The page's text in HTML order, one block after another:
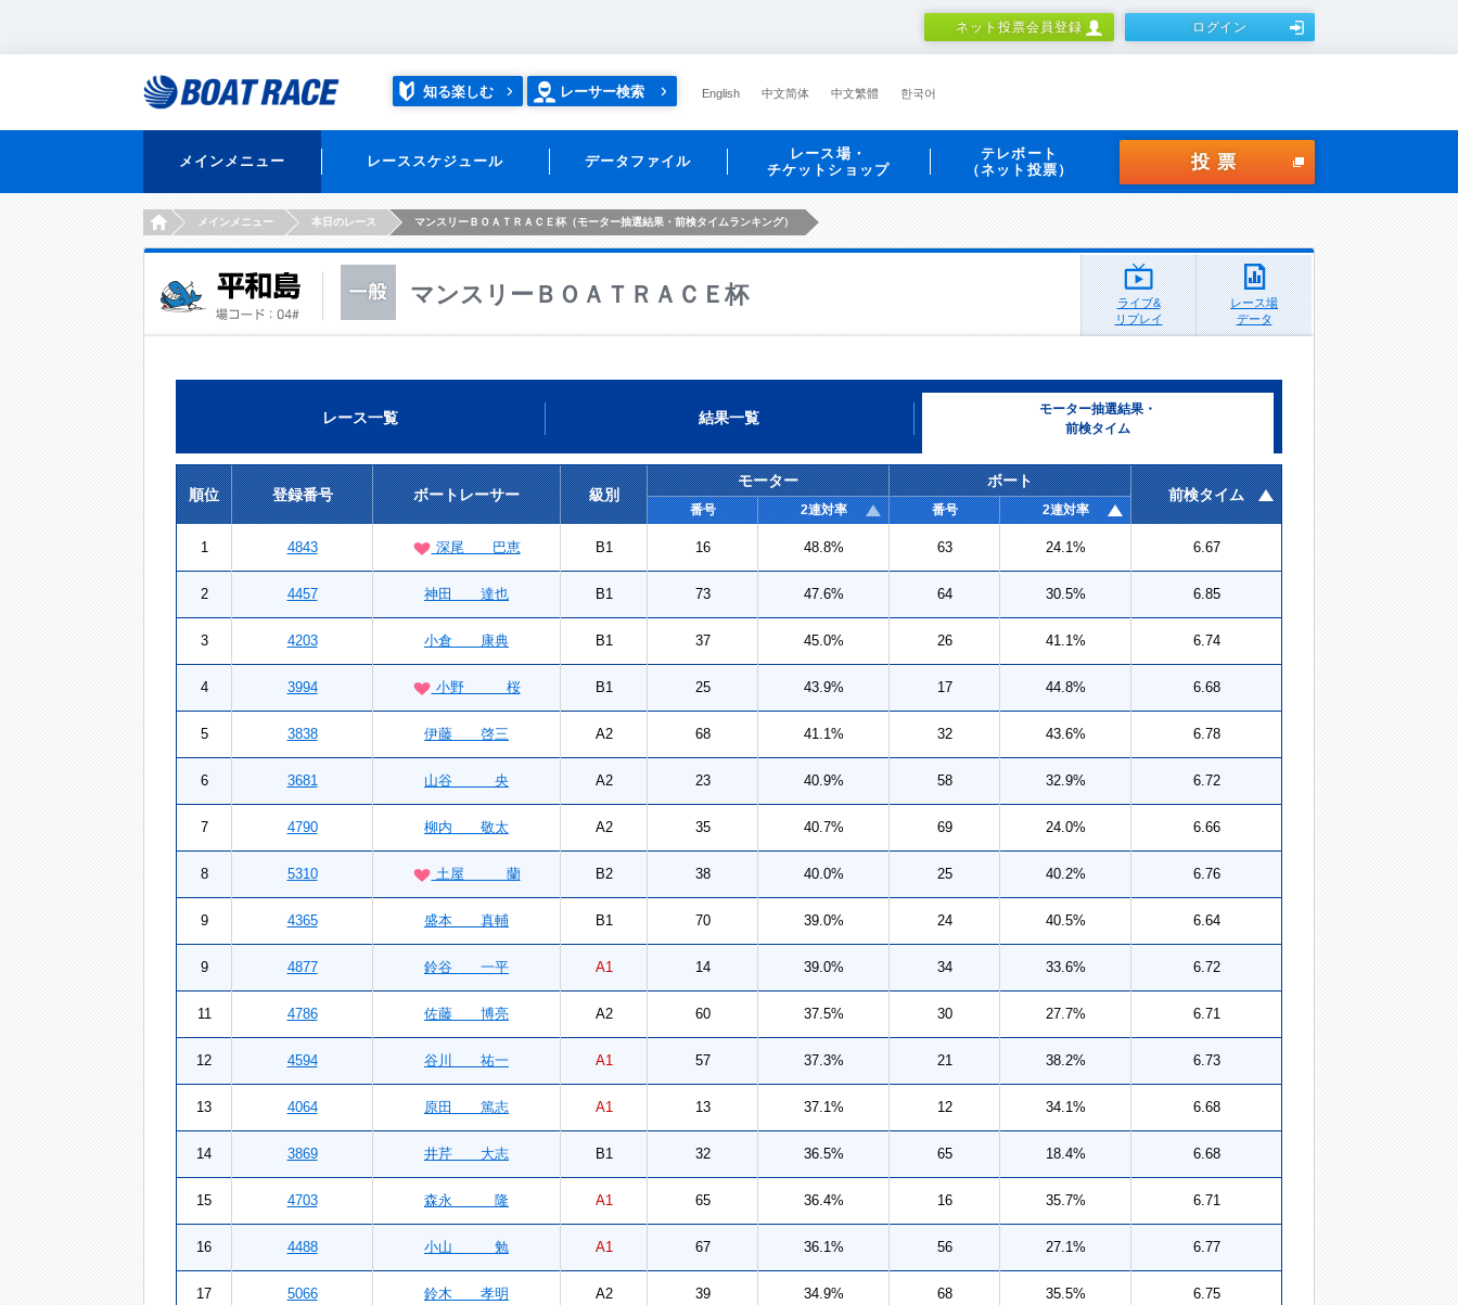
ネット投票会員登録 ログイン
知る楽しむ レーサー検索 English 中文简体 中文繁體 한국어
メインメニュー レーススケジュール データファイル
レース場・
チケットショップ
テレボート
（ネット投票）
投票
HOMEメインメニュー 本日のレース マンスリーＢＯＡＴＲＡＣＥ杯（モーター抽選結果・前検タイムランキング）
マンスリーＢＯＡＴＲＡＣＥ杯
ライブ&
リプレイ
レース場
データ
レース一覧 結果一覧
モーター抽選結果・
前検タイム
順位 登録番号 ボートレーサー 級別
モーター
ボート
前検タイム
番号 2連対率 番号 2連対率
1 4843 深尾 巴恵 B1 16 48.8% 63 24.1% 6.67
2 4457 神田 達也 B1 73 47.6% 64 30.5% 6.85
3 4203 小倉 康典 B1 37 45.0% 26 41.1% 6.74
4 3994 小野 桜 B1 25 43.9% 17 44.8% 6.68
5 3838 伊藤 啓三 A2 68 41.1% 32 43.6% 6.78
6 3681 山谷 央 A2 23 40.9% 58 32.9% 6.72
7 4790 柳内 敬太 A2 35 40.7% 69 24.0% 6.66
8 5310 土屋 蘭 B2 38 40.0% 25 40.2% 6.76
9 4365 盛本 真輔 B1 70 39.0% 24 40.5% 6.64
9 4877 鈴谷 一平 A1 14 39.0% 34 33.6% 6.72
11 4786 佐藤 博亮 A2 60 37.5% 30 27.7% 6.71
12 4594 谷川 祐一 A1 57 37.3% 21 38.2% 6.73
13 4064 原田 篤志 A1 13 37.1% 12 34.1% 6.68
14 3869 井芹 大志 B1 32 36.5% 65 18.4% 6.68
15 4703 森永 隆 A1 65 36.4% 16 35.7% 6.71
16 4488 小山 勉 A1 67 36.1% 56 27.1% 6.77
17 5066 鈴木 孝明 A2 39 34.9% 68 35.5% 6.75